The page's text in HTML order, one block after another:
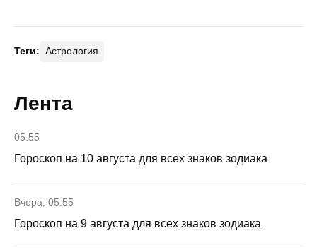
Теги: Астрология
Лента
05:55
Гороскоп на 10 августа для всех знаков зодиака
Вчера, 05:55
Гороскоп на 9 августа для всех знаков зодиака